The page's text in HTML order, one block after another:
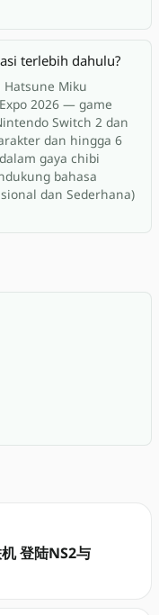
terlebih dahulu?
Hatsune Miku
2026 — game
Switch 2 dan
dan hingga 6
gaya chibi
bahasa
dan Sederhana)
登陆NS2与